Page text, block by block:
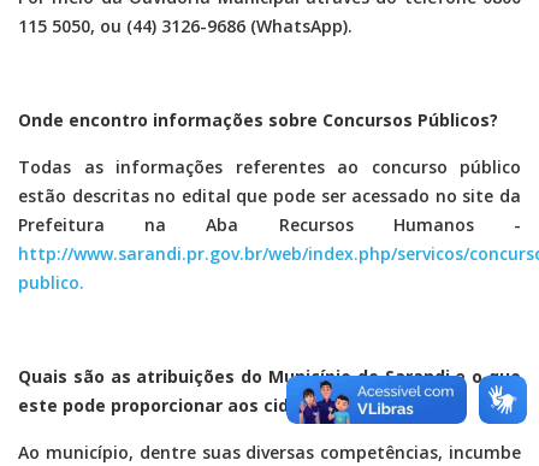
115 5050, ou (44) 3126-9686 (WhatsApp).
Onde encontro informações sobre Concursos Públicos?
Todas as informações referentes ao concurso público
estão descritas no edital que pode ser acessado no site da
Prefeitura na Aba Recursos Humanos -
http://www.sarandi.pr.gov.br/web/index.php/servicos/
publico.
Quais são as atribuições do Município de Sarandi e o que
este pode proporcionar aos cidadãos?
Ao município, dentre suas diversas competências, incumbe